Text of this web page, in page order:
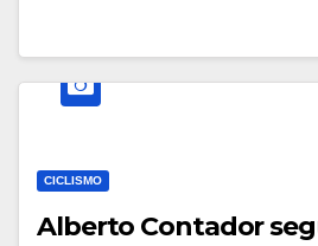
CICLISMO
Alberto Contador